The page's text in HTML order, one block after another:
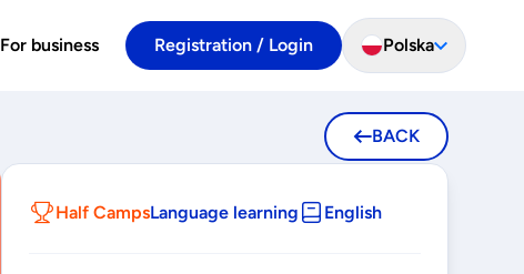
For business Registration / Login Polska
BACK
Half CampsLanguage learning English